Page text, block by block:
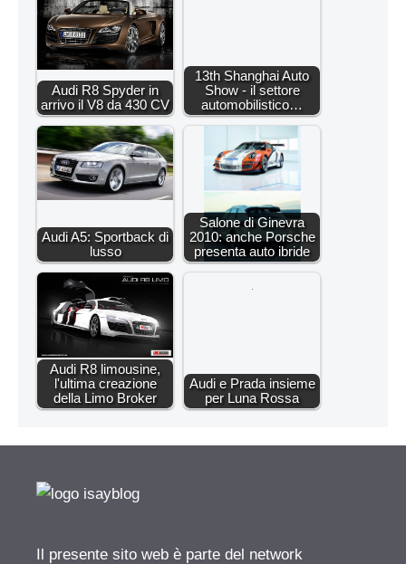
Audi R8 Spyder in
arrivo il V8 da 430 CV
13th Shanghai Auto
Show - il settore
automobilistico…
Audi A5: Sportback di
lusso
Salone di Ginevra
2010: anche Porsche
presenta auto ibride
Audi R8 limousine,
l'ultima creazione
della Limo Broker
Audi e Prada insieme
per Luna Rossa
Il presente sito web è parte del network